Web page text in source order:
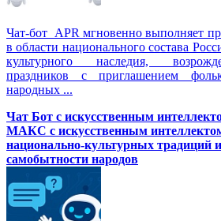
Чат-бот APR мгновенно выполняет
в области национального состава
культурного наследия,
праздников с приглашением
народных ...
Чат Бот с искусственным
МАКС с искусственным
национально-культурных традиций
самобытности народов